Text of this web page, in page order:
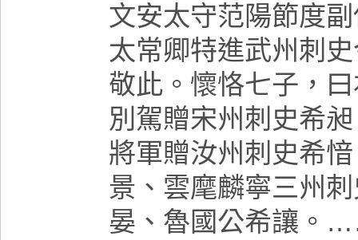
文安太守范陽節度
太常卿特進武州刺
敬此。懷恪七子，
別駕贈宋州刺史希
將軍贈汝州刺史希
景、雲麾麟寧三州
晏、魯國公希讓。